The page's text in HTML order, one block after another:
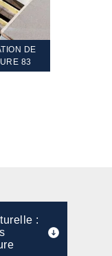
DE
83
: